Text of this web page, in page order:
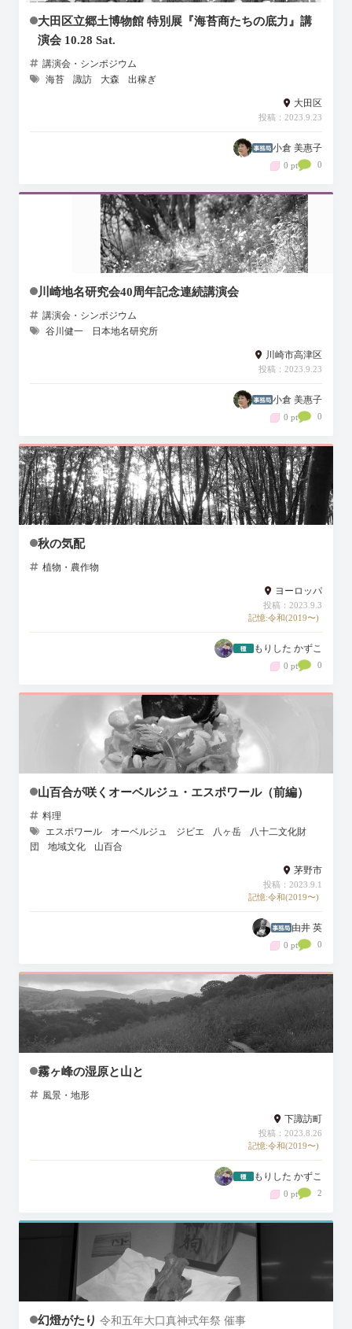
大田区立郷土博物館 特別展『海苔商たちの底力』講
演会 10.28 Sat.
講演会・シンポジウム
海苔
諏訪 大森 出稼ぎ
大田区
投稿：2023.9.23
小倉 美惠子
0 pt 0
川崎地名研究会40周年記念連続講演会
講演会・シンポジウム
谷川健一
日本地名研究所
川崎市高津区
投稿：2023.9.23
小倉 美惠子
0 pt 0
秋の気配
植物・農作物
ヨーロッパ
投稿：2023.9.3
記憶:令和(2019〜)
もりした かずこ
0 pt 0
山百合が咲くオーベルジュ・エスポワール（前編）
料理
エスポワール
オーベルジュ ジビエ 八ヶ岳
八十二文化財
団
地域文化 山百合
茅野市
投稿：2023.9.1
記憶:令和(2019〜)
由井 英
0 pt 0
霧ヶ峰の湿原と山と
風景・地形
下諏訪町
投稿：2023.8.26
記憶:令和(2019〜)
もりした かずこ
0 pt 2
幻燈がたり 令和五年大口真神式年祭 催事